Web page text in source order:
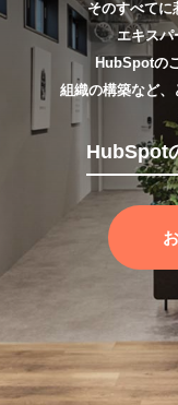
そのすべてに
エキスパ
HubSpotの
組織の構築など、
HubSpot